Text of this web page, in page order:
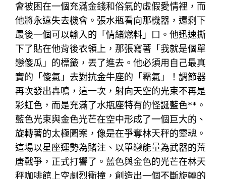
會被困在一個充滿金錢和俗氣的虛假愛情裡，而
他將永遠失去機會。張水瓶看向那機器，還剩下
最後一個可以輸入的「情緒燃料」口。他迅速撕
下了貼在他背後衣領上，那張寫著「我就是個單
戀傻瓜」的標籤，丟了進去。他必須用自己最真
實的「傻氣」去對抗金牛座的「霸氣」！調節器
再次發出轟鳴，這一次，射向天空的光束不再是
彩虹色，而是充滿了水瓶座特有的怪誕藍色**。
藍色光束與金色光芒在空中形成了一個巨大的、
旋轉著的太極圖案，像是在爭奪林天秤的靈魂。
這場以星座運勢為賭注、以單戀能量為武器的荒
唐戰爭，正式打響了。藍色與金色的光芒在林天
秤咖啡館上空劇烈衝撞，創造出一個不斷旋轉的